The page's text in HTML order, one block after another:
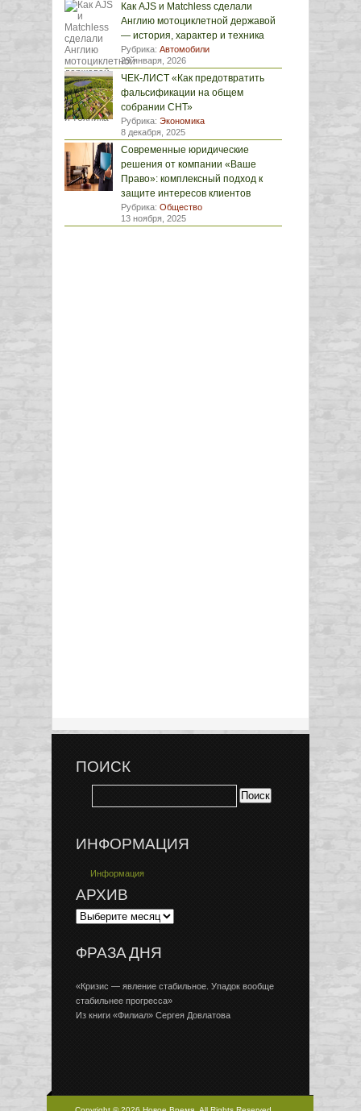
Как AJS и Matchless сделали
Англию мотоциклетной державой
— история, характер и техника
Рубрика: Автомобили
29 января, 2026
ЧЕК-ЛИСТ «Как предотвратить
фальсификации на общем
собрании СНТ»
Рубрика: Экономика
8 декабря, 2025
Современные юридические
решения от компании «Ваше
Право»: комплексный подход к
защите интересов клиентов
Рубрика: Общество
13 ноября, 2025
ПОИСК
ИНФОРМАЦИЯ
Информация
АРХИВ
ФРАЗА ДНЯ
«Кризис — явление стабильное. Упадок вообще
стабильнее прогресса»
Из книги «Филиал» Сергея Довлатова